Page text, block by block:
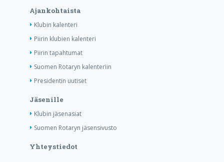
Ajankohtaista
Klubin kalenteri
Piirin klubien kalenteri
Piirin tapahtumat
Suomen Rotaryn kalenteriin
Presidentin uutiset
Jäsenille
Klubin jäsenasiat
Suomen Rotaryn jäsensivusto
Yhteystiedot